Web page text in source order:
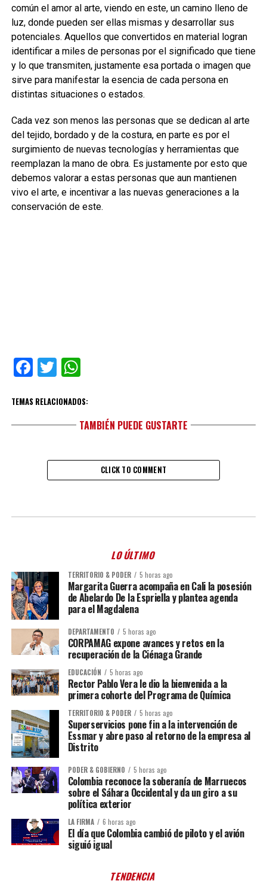
común el amor al arte, viendo en este, un camino lleno de
luz, donde pueden ser ellas mismas y desarrollar sus
potenciales. Aquellos que convertidos en material logran
identificar a miles de personas por el significado que tiene
y lo que transmiten, justamente esa portada o imagen que
sirve para manifestar la esencia de cada persona en
distintas situaciones o estados.
Cada vez son menos las personas que se dedican al arte
del tejido, bordado y de la costura, en parte es por el
surgimiento de nuevas tecnologías y herramientas que
reemplazan la mano de obra. Es justamente por esto que
debemos valorar a estas personas que aun mantienen
vivo el arte, e incentivar a las nuevas generaciones a la
conservación de este.
Facebook
TwitterWhatsApp
TEMAS RELACIONADOS:
TAMBIÉN PUEDE GUSTARTE
CLICK TO COMMENT
LO ÚLTIMO
TERRITORIO & PODER 5 horas ago
Margarita Guerra acompaña en Cali la posesión
de Abelardo De la Espriella y plantea agenda
para el Magdalena
DEPARTAMENTO 5 horas ago
CORPAMAG expone avances y retos en la
recuperación de la Ciénaga Grande
EDUCACIÓN 5 horas ago
Rector Pablo Vera le dio la bienvenida a la
primera cohorte del Programa de Química
TERRITORIO & PODER 5 horas ago
Superservicios pone fin a la intervención de
Essmar y abre paso al retorno de la empresa al
Distrito
PODER & GOBIERNO 5 horas ago
Colombia reconoce la soberanía de Marruecos
sobre el Sáhara Occidental y da un giro a su
política exterior
LA FIRMA 6 horas ago
El día que Colombia cambió de piloto y el avión
siguió igual
TENDENCIA